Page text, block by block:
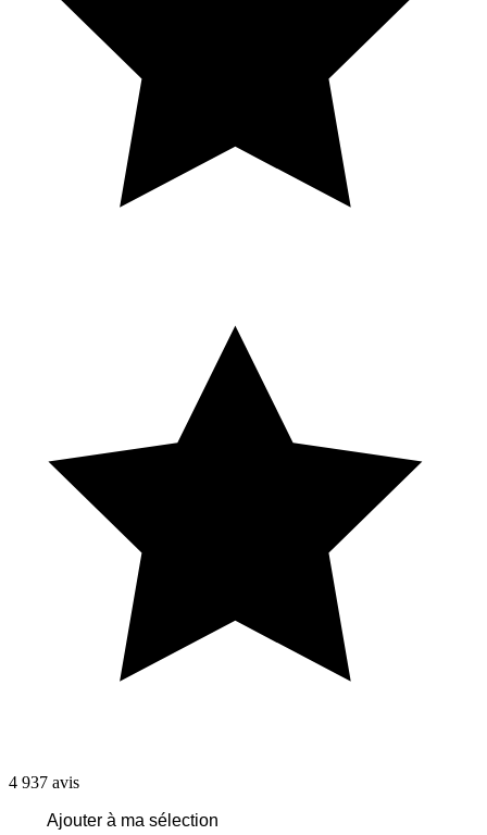
4 937 avis
Ajouter à ma sélection